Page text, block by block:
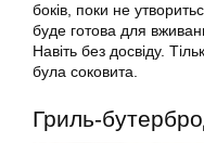
боків, поки не
буде готова для
Навіть без досвіду.
була соковита.
Гриль-